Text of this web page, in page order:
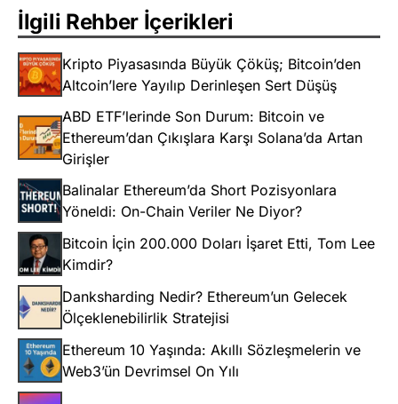
İlgili Rehber İçerikleri
Kripto Piyasasında Büyük Çöküş; Bitcoin’den
Altcoin’lere Yayılıp Derinleşen Sert Düşüş
ABD ETF’lerinde Son Durum: Bitcoin ve
Ethereum’dan Çıkışlara Karşı Solana’da Artan
Girişler
Balinalar Ethereum’da Short Pozisyonlara
Yöneldi: On-Chain Veriler Ne Diyor?
Bitcoin İçin 200.000 Doları İşaret Etti, Tom Lee
Kimdir?
Danksharding Nedir? Ethereum’un Gelecek
Ölçeklenebilirlik Stratejisi
Ethereum 10 Yaşında: Akıllı Sözleşmelerin ve
Web3’ün Devrimsel On Yılı